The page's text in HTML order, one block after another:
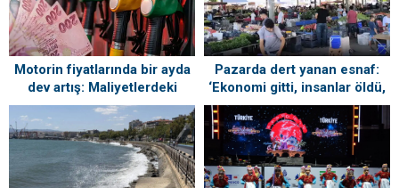
Motorin fiyatlarında bir ayda
dev artış: Maliyetlerdeki
yükseliş sofrayı da vuracak
Pazarda dert yanan esnaf:
‘Ekonomi gitti, insanlar öldü,
kefenleyip gömecek adam
lazım’